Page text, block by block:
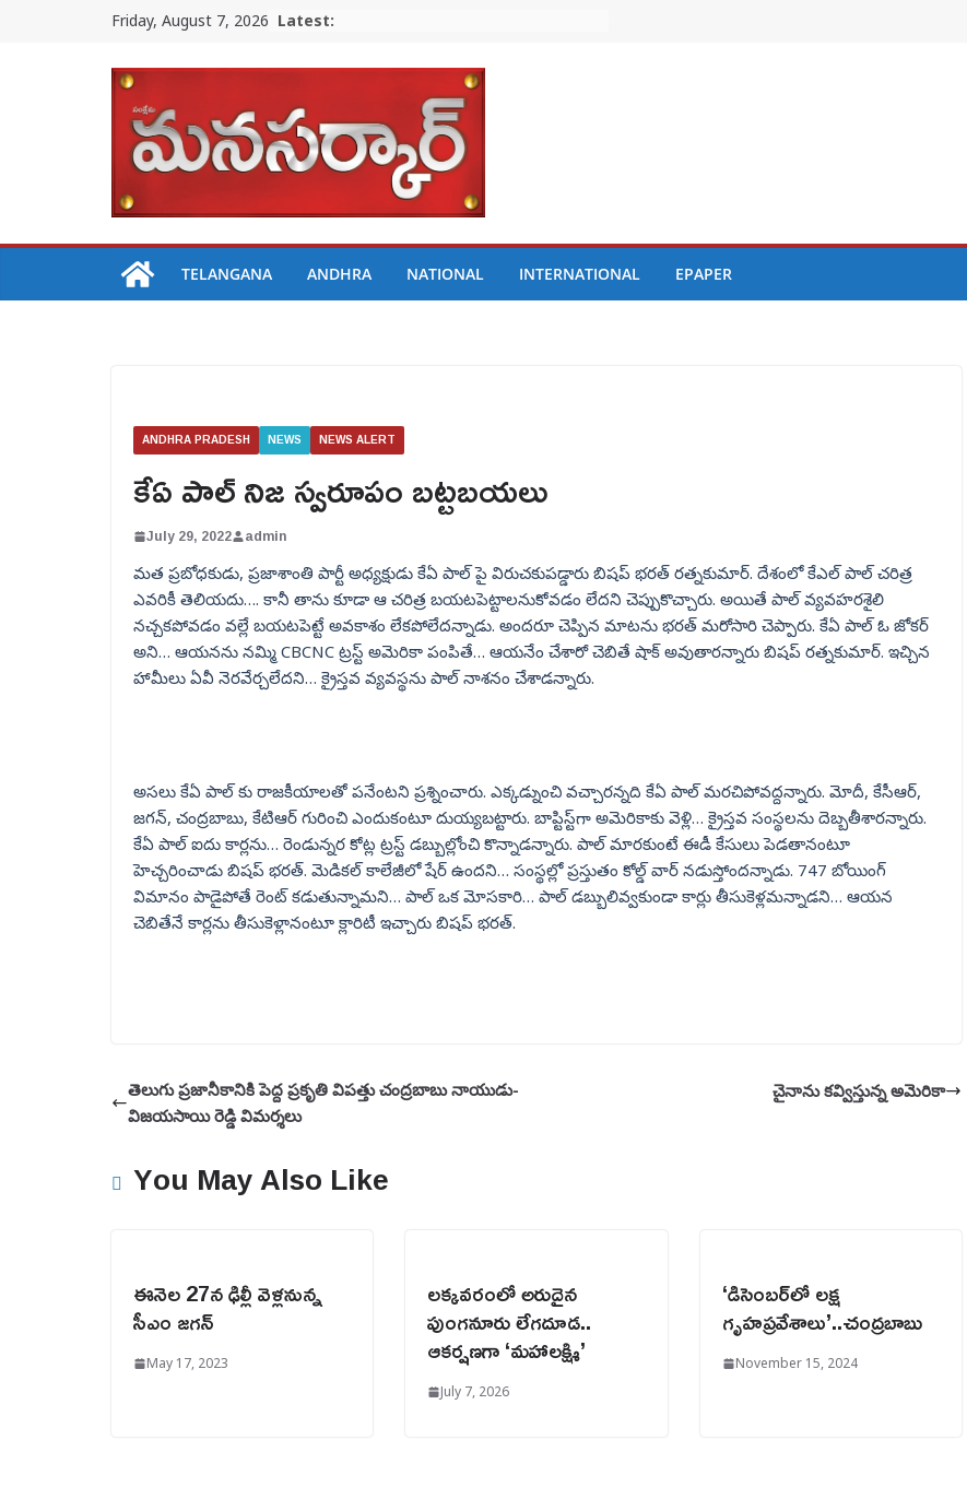
Friday, August 7, 2026 Latest:
TELANGANA ANDHRA NATIONAL INTERNATIONAL EPAPER
ANDHRA PRADESH NEWS NEWS ALERT
కేఏ పాల్ నిజ స్వరూపం బట్టబయలు
July 29, 2022 admin
మత ప్రబోధకుడు, ప్రజాశాంతి పార్టీ అధ్యక్షుడు కేఏ పాల్ పై విరుచకుపడ్డారు బిషప్ భరత్ రత్నకుమార్. దేశంలో కేఎల్ పాల్ చరిత్ర
ఎవరికీ తెలియదు…. కానీ తాను కూడా ఆ చరిత్ర బయటపెట్టాలనుకోవడం లేదని చెప్పుకొచ్చారు. అయితే పాల్ వ్యవహరశైలి
నచ్చకపోవడం వల్లే బయటపెట్టే అవకాశం లేకపోలేదన్నాడు. అందరూ చెప్పిన మాటను భరత్ మరోసారి చెప్పారు. కేఏ పాల్ ఓ జోకర్
అని… ఆయనను నమ్మి CBCNC ట్రస్ట్ అమెరికా పంపితే… ఆయనేం చేశారో చెబితే షాక్ అవుతారన్నారు బిషప్ రత్నకుమార్. ఇచ్చిన
హామీలు ఏవీ నెరవేర్చలేదని… క్రైస్తవ వ్యవస్థను పాల్ నాశనం చేశాడన్నారు.
అసలు కేఏ పాల్ కు రాజకీయాలతో పనేంటని ప్రశ్నించారు. ఎక్కడ్నుంచి వచ్చారన్నది కేఏ పాల్ మరచిపోవద్దన్నారు. మోదీ, కేసీఆర్,
జగన్, చంద్రబాబు, కేటిఆర్ గురించి ఎందుకంటూ దుయ్యబట్టారు. బాప్టిస్ట్‌గా అమెరికాకు వెళ్లి… క్రైస్తవ సంస్థలను దెబ్బతీశారన్నారు.
కేఏ పాల్ ఐదు కార్లను… రెండున్నర కోట్ల ట్రస్ట్ డబ్బుల్లోంచి కొన్నాడన్నారు. పాల్ మారకుంటే ఈడీ కేసులు పెడతానంటూ
హెచ్చరించాడు బిషప్ భరత్. మెడికల్ కాలేజీలో షేర్ ఉందని… సంస్థల్లో ప్రస్తుతం కోల్డ్ వార్ నడుస్తోందన్నాడు. 747 బోయింగ్
విమానం పాడైపోతే‌ రెంట్ కడుతున్నామని… పాల్ ఒక మోసకారి… పాల్ డబ్బులివ్వకుండా కార్లు తీసుకెళ్లమన్నాడని… ఆయన
చెబితేనే కార్లను తీసుకెళ్లానంటూ క్లారిటీ ఇచ్చారు బిషప్ భరత్.
తెలుగు ప్రజానీకానికి పెద్ద ప్రకృతి విపత్తు చంద్రబాబు నాయుడు-
విజయసాయి రెడ్డి విమర్శలు
చైనాను కవ్విస్తున్న అమెరికా
You May Also Like
ఈనెల 27న ఢిల్లీ వెళ్లనున్న
సీఎం జగన్
May 17, 2023
లక్కవరంలో అరుదైన
పుంగనూరు లేగదూడ..
ఆకర్షణగా ‘మహాలక్ష్మి’
July 7, 2026
‘డిసెంబర్‌లో లక్ష
గృహప్రవేశాలు’..చంద్రబాబు
November 15, 2024